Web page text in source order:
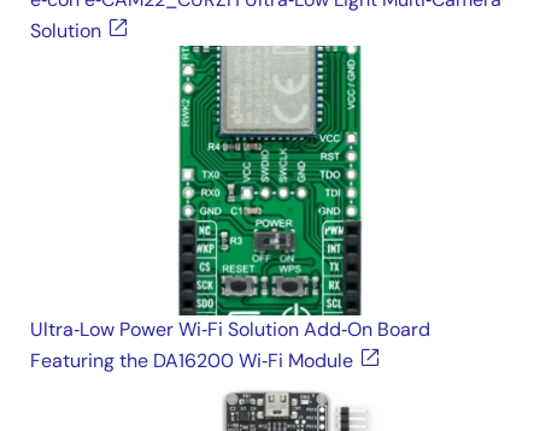
Solution
Ultra‑Low Power Wi‑Fi Solution Add‑On Board
Featuring the DA16200 Wi‑Fi Module